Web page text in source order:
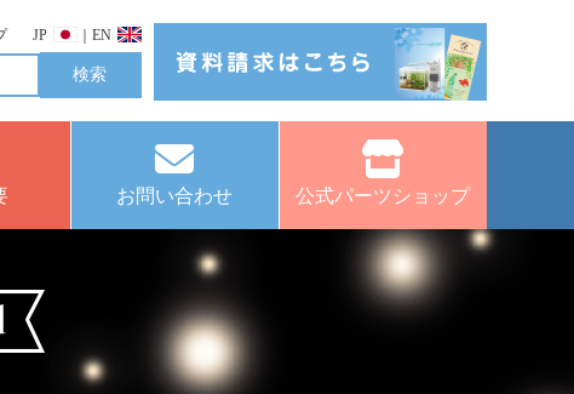
JP EN
お問い合わせ 公式パーツショップ